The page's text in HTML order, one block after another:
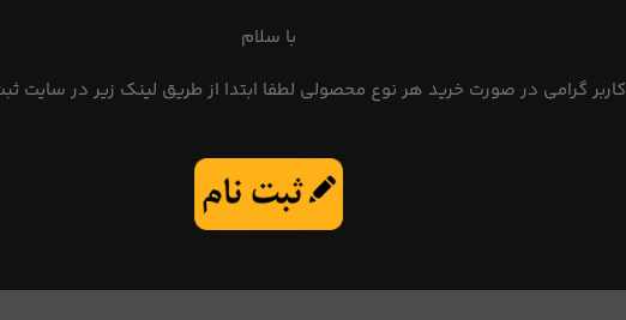
با سلام
کاربر گرامی در صورت خرید هر نوع محصولی لطفا ابتدا از طریق لینک زیر در سایت